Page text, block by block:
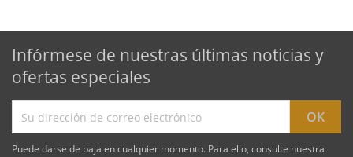
Infórmese de nuestras últimas noticias y
ofertas especiales
Puede darse de baja en cualquier momento. Para ello, consulte nuestra